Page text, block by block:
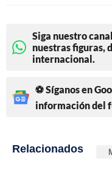
Siga nuestro
nuestras figuras,
internacional.
⚽ Síganos en
información del
Relacionados